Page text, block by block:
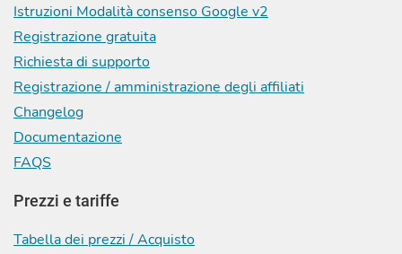
Istruzioni Modalità consenso Google v2
Registrazione gratuita
Richiesta di supporto
Registrazione / amministrazione degli affiliati
Changelog
Documentazione
FAQS
Prezzi e tariffe
Tabella dei prezzi / Acquisto